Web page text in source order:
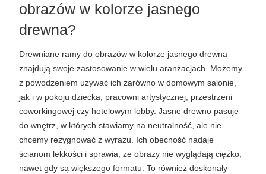
obrazów w kolorze jasnego
drewna?
Drewniane ramy do obrazów w kolorze jasnego drewna
znajdują swoje zastosowanie w wielu aranżacjach. Możemy
z powodzeniem używać ich zarówno w domowym salonie,
jak i w pokoju dziecka, pracowni artystycznej, przestrzeni
coworkingowej czy hotelowym lobby. Jasne drewno pasuje
do wnętrz, w których stawiamy na neutralność, ale nie
chcemy rezygnować z wyrazu. Ich obecność nadaje
ścianom lekkości i sprawia, że obrazy nie wyglądają ciężko,
nawet gdy są większego formatu. To również doskonały